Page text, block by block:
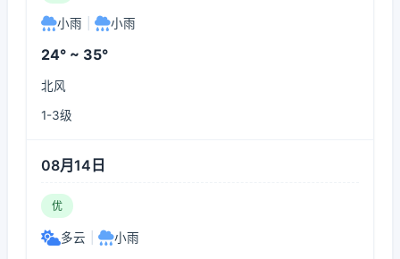
小雨 小雨
24° ~ 35°
北风
1-3级
08月14日
优
多云 小雨